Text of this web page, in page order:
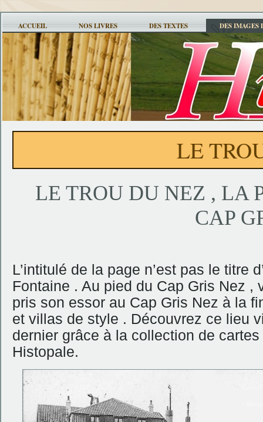
ACCUEIL NOS LIVRES DES TEXTES DES IMAGES
LE
LE TROU DU NEZ , LA
CAP
L’intitulé de la page n’est pas le titre
Fontaine . Au pied du Cap Gris Nez
pris son essor au Cap Gris Nez à la
et villas de style . Découvrez ce lieu
dernier grâce à la collection de
Histopale.